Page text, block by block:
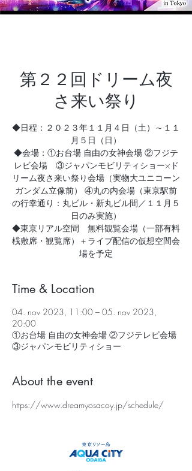
第２２回ドリーム夜
さ来い祭り
◆日程：２０２３年１１月４日（土）～１１
月５日（日）
◆会場：①お台場 自由の女神会場 ②フジテ
レビ会場 ③ジャパンモビリティショー×ド
リーム夜さ来い祭り会場（実物大ユニコーン
ガンダム立像前） ④丸の内会場（東京駅前
の行幸通り：丸ビル・新丸ビル間／１１月５
日のみ実施）
◆東京リアル空間 無料観覧会場（一部有料
桟敷席・観覧席）＋ライブ配信の仮想空間会
場を予定
Time & Location
04. nov 2023, 11:00 – 05. nov 2023,
20:00
①お台場 自由の女神会場 ②フジテレビ会場
③ジャパンモビリティショー
About the event
https://www.dreamyosacoy.jp/schedule/